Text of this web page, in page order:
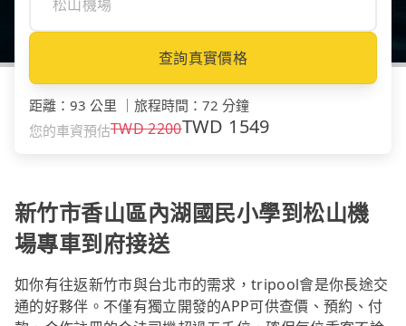
查詢真實價格
距離 ： 93 公里 旅程時間 ： 72 分鐘
您的車資預估TWD2200TWD 1549
新竹市香山區內湖國民小學到松山機
場專車到府接送
如你有往返新竹市與台北市的需求，tripool會是你長途交
通的好夥伴。不僅有獨立開發的APP可供查價、預約、付